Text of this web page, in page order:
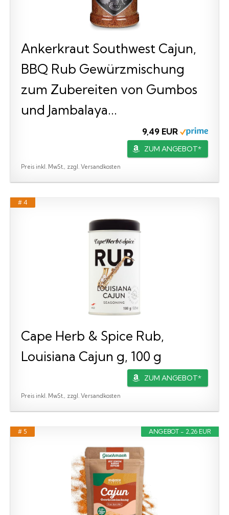
Ankerkraut Southwest Cajun,
BBQ Rub Gewürzmischung
zum Zubereiten von Gumbos
und Jambalaya...
9,49 EUR
ZUM ANGEBOT*
Preis inkl. MwSt., zzgl. Versandkosten
# 4
Cape Herb & Spice Rub,
Louisiana Cajun g, 100 g
ZUM ANGEBOT*
Preis inkl. MwSt., zzgl. Versandkosten
ANGEBOT - 2,26 EUR
# 5